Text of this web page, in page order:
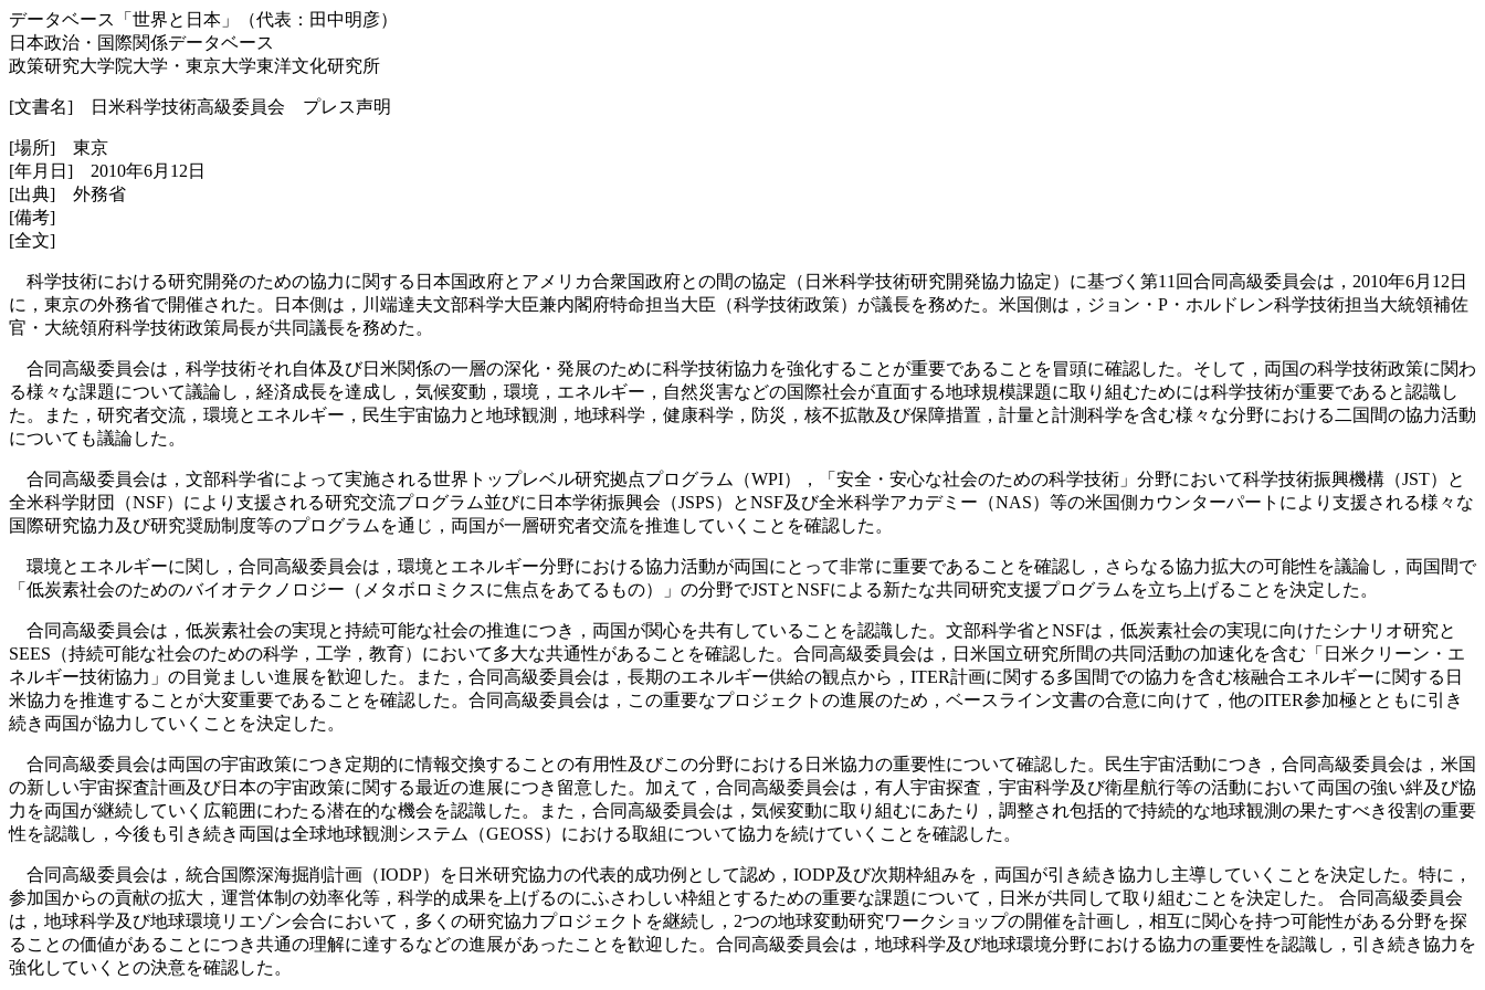
データベース「世界と日本」（代表：田中明彦）
日本政治・国際関係データベース
政策研究大学院大学・東京大学東洋文化研究所
[文書名] 日米科学技術高級委員会 プレス声明
[場所] 東京
[年月日] 2010年6月12日
[出典] 外務省
[備考]
[全文]
科学技術における研究開発のための協力に関する日本国政府とアメリカ合衆国政府との間の協定（日米科学技術研究開発協力協定）に基づく第11回合同高級委員会は，2010年6月12日
に，東京の外務省で開催された。日本側は，川端達夫文部科学大臣兼内閣府特命担当大臣（科学技術政策）が議長を務めた。米国側は，ジョン・P・ホルドレン科学技術担当大統領補佐
官・大統領府科学技術政策局長が共同議長を務めた。
合同高級委員会は，科学技術それ自体及び日米関係の一層の深化・発展のために科学技術協力を強化することが重要であることを冒頭に確認した。そして，両国の科学技術政策に関わ
る様々な課題について議論し，経済成長を達成し，気候変動，環境，エネルギー，自然災害などの国際社会が直面する地球規模課題に取り組むためには科学技術が重要であると認識し
た。また，研究者交流，環境とエネルギー，民生宇宙協力と地球観測，地球科学，健康科学，防災，核不拡散及び保障措置，計量と計測科学を含む様々な分野における二国間の協力活動
についても議論した。
合同高級委員会は，文部科学省によって実施される世界トップレベル研究拠点プログラム（WPI），「安全・安心な社会のための科学技術」分野において科学技術振興機構（JST）と
全米科学財団（NSF）により支援される研究交流プログラム並びに日本学術振興会（JSPS）とNSF及び全米科学アカデミー（NAS）等の米国側カウンターパートにより支援される様々な
国際研究協力及び研究奨励制度等のプログラムを通じ，両国が一層研究者交流を推進していくことを確認した。
環境とエネルギーに関し，合同高級委員会は，環境とエネルギー分野における協力活動が両国にとって非常に重要であることを確認し，さらなる協力拡大の可能性を議論し，両国間で
「低炭素社会のためのバイオテクノロジー（メタボロミクスに焦点をあてるもの）」の分野でJSTとNSFによる新たな共同研究支援プログラムを立ち上げることを決定した。
合同高級委員会は，低炭素社会の実現と持続可能な社会の推進につき，両国が関心を共有していることを認識した。文部科学省とNSFは，低炭素社会の実現に向けたシナリオ研究と
SEES（持続可能な社会のための科学，工学，教育）において多大な共通性があることを確認した。合同高級委員会は，日米国立研究所間の共同活動の加速化を含む「日米クリーン・エ
ネルギー技術協力」の目覚ましい進展を歓迎した。また，合同高級委員会は，長期のエネルギー供給の観点から，ITER計画に関する多国間での協力を含む核融合エネルギーに関する日
米協力を推進することが大変重要であることを確認した。合同高級委員会は，この重要なプロジェクトの進展のため，ベースライン文書の合意に向けて，他のITER参加極とともに引き
続き両国が協力していくことを決定した。
合同高級委員会は両国の宇宙政策につき定期的に情報交換することの有用性及びこの分野における日米協力の重要性について確認した。民生宇宙活動につき，合同高級委員会は，米国
の新しい宇宙探査計画及び日本の宇宙政策に関する最近の進展につき留意した。加えて，合同高級委員会は，有人宇宙探査，宇宙科学及び衛星航行等の活動において両国の強い絆及び協
力を両国が継続していく広範囲にわたる潜在的な機会を認識した。また，合同高級委員会は，気候変動に取り組むにあたり，調整され包括的で持続的な地球観測の果たすべき役割の重要
性を認識し，今後も引き続き両国は全球地球観測システム（GEOSS）における取組について協力を続けていくことを確認した。
合同高級委員会は，統合国際深海掘削計画（IODP）を日米研究協力の代表的成功例として認め，IODP及び次期枠組みを，両国が引き続き協力し主導していくことを決定した。特に，
参加国からの貢献の拡大，運営体制の効率化等，科学的成果を上げるのにふさわしい枠組とするための重要な課題について，日米が共同して取り組むことを決定した。 合同高級委員会
は，地球科学及び地球環境リエゾン会合において，多くの研究協力プロジェクトを継続し，2つの地球変動研究ワークショップの開催を計画し，相互に関心を持つ可能性がある分野を探
ることの価値があることにつき共通の理解に達するなどの進展があったことを歓迎した。合同高級委員会は，地球科学及び地球環境分野における協力の重要性を認識し，引き続き協力を
強化していくとの決意を確認した。